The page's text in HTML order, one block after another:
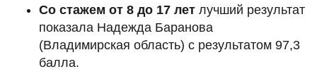
Со стажем от 8 до 17 лет лучший результат
показала Надежда Баранова
(Владимирская область) с результатом 97,3
балла.